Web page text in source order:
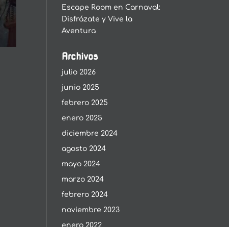
Escape Room en Carnaval:
Disfrázate y Vive la
Aventura
Archivos
julio 2026
junio 2025
febrero 2025
enero 2025
diciembre 2024
agosto 2024
mayo 2024
marzo 2024
febrero 2024
noviembre 2023
enero 2022